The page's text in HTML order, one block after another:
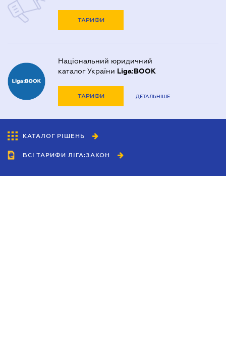
ТАРИФИ
Національний юридичний
каталог України Liga:BOOK
ТАРИФИ ДЕТАЛЬНІШЕ
КАТАЛОГ РІШЕНЬ
ВСІ ТАРИФИ ЛІГА:ЗАКОН